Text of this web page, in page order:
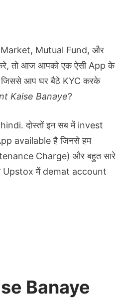
Market, Mutual Fund, और
तो आज आपको एक ऐसी App के
जिससे आप घर बैठे KYC करके
Kaise Banaye?
दोस्तों इन सब में invest
available है जिनसे हम
Charge) और बहुत सारे
Upstox में demat account
Banaye